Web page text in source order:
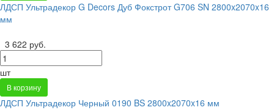
ЛДСП Ультрадекор G Decors Дуб Фокстрот G706 SN 2800x2070x16
мм
3 622 руб.
шт
В корзину
ЛДСП Ультрадекор Черный 0190 BS 2800x2070x16 мм